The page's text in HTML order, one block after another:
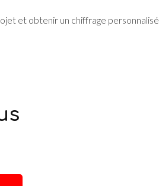
et obtenir un chiffrage personnalisé.